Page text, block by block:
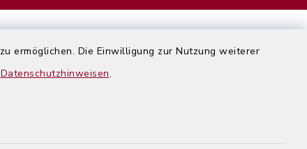
ermöglichen. Die Einwilligung zur Nutzung weiterer
Datenschutzhinweisen.